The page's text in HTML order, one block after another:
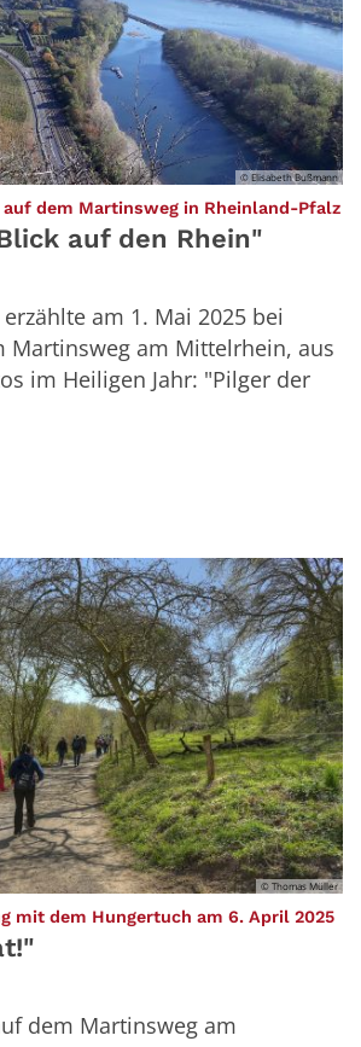
© Elisabeth Bußmann
dem Martinsweg in Rheinland-Pfalz:
auf den Rhein"
am 1. Mai 2025 bei
Martinsweg am Mittelrhein, aus
im Heiligen Jahr: "Pilger der
© Thomas Müller
mit dem Hungertuch am 6. April 2025:
dem Martinsweg am